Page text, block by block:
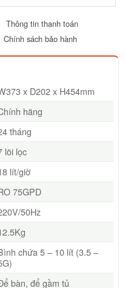
Thông tin thanh toán
Chính sách bảo hành
x D202 x H454mm
hãng
tháng
lõi lọc
lít/giờ
75GPD
50Hz
chứa 5 – 10 lít (3.5 –
bàn, để gầm tủ